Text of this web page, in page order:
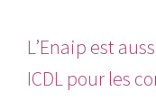
L’Enaip est
ICDL pour les